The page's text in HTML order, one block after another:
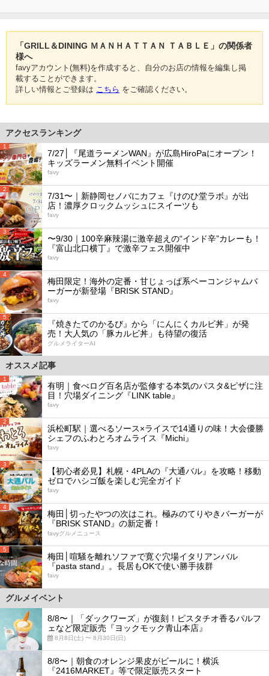
「GRILL＆DINING ＭＡＮＨＡＴＴＡＮ ＴＡＢＬＥ」の関係者
様へ
favyアカウント(無料)を作成すると、自分のお店の情報を編集し掲
載することができます。
詳しい情報とご登録は こちら をご確認ください。
アクセスランキング
1
7/27│『尾道ラーメンWAN』が広島HiroPaにオープン！
キッズラーメン無料イベント開催
favy
2
7/31〜｜新静岡セノバにカフェ『けのひ堂ラボ』が出
店！濃厚クロックムッシュにスイーツも
favy
3
〜9/30｜100辛麻辣湯に激辛超えの“インド辛”カレーも！
『富山北口横丁』で激辛フェス開催中
favy
4
梅田限定！海外の定番・甘じょっぱ系ベーコンジャムバ
ーガーが新登場『BRISK STAND』
favy
5
『焼きたてのかるび』から「にんにくカルビ丼」が発
売！大人気の「豚カルビ丼」も待望の復活
グルメライターAI
オススメ記事
1
有明｜食べログ百名店が監修する本気のパスタ&ピザに注
目！穴場ダイニング『LINK table』
favy
2
浜松町駅｜選べるソース×ライスで14通りの味！大会優勝
シェフのふわとろオムライス『Michi』
favy
3
【初心者必見】札幌・4PLAの『大通バル』を攻略！移動
ゼロでハシゴ飯を楽しむ完全ガイド
favy
4
梅田│切ったやつの次はこれ。極みのてりやきバーガーが
『BRISK STAND』の新定番！
favyグルメニュース
5
梅田│喧騒を離れソファで寛ぐ穴場イタリアンバル
『pasta stand』。長居もOKで使い勝手抜群
favy
グルメイベント
8/8〜｜「ダックワーズ」が復刻！ピスタチオ香るパルフ
ェなど限定販売『ヨックモック青山本店』
8月8日(土) 〜 8月30日(日)
8/8〜｜朝食のオレンジ果皮がビールに！横浜
『2416MARKET』等で限定販売スタート